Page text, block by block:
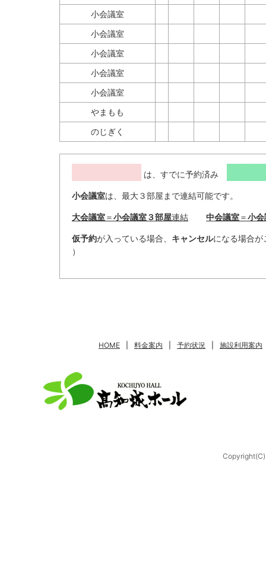
小会議室
小会議室
小会議室
小会議室
小会議室
やまもも
のじぎく
は、すでに予約済み
小会議室は、最大３部屋まで連結可能です。
大会議室＝小会議室３部屋連結 中会議室＝小
仮予約が入っている場合、 キャンセルになる場合
）
HOME 料金案内 予約状況 施設利用案内
Copyright(C)